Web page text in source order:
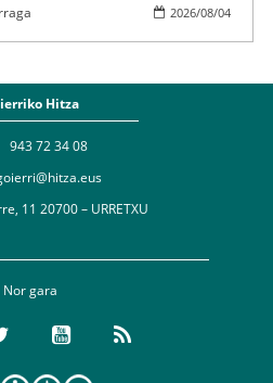
2026/08/04
Hitza
943 72 34 08
11 20700 – URRETXU
Nor gara